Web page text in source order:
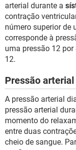
arterial durante a
contração
número superior de
corresponde à
uma pressão 12
12.
Pressão
A pressão arterial
pressão arterial
momento do
entre duas
cheio de sangue.